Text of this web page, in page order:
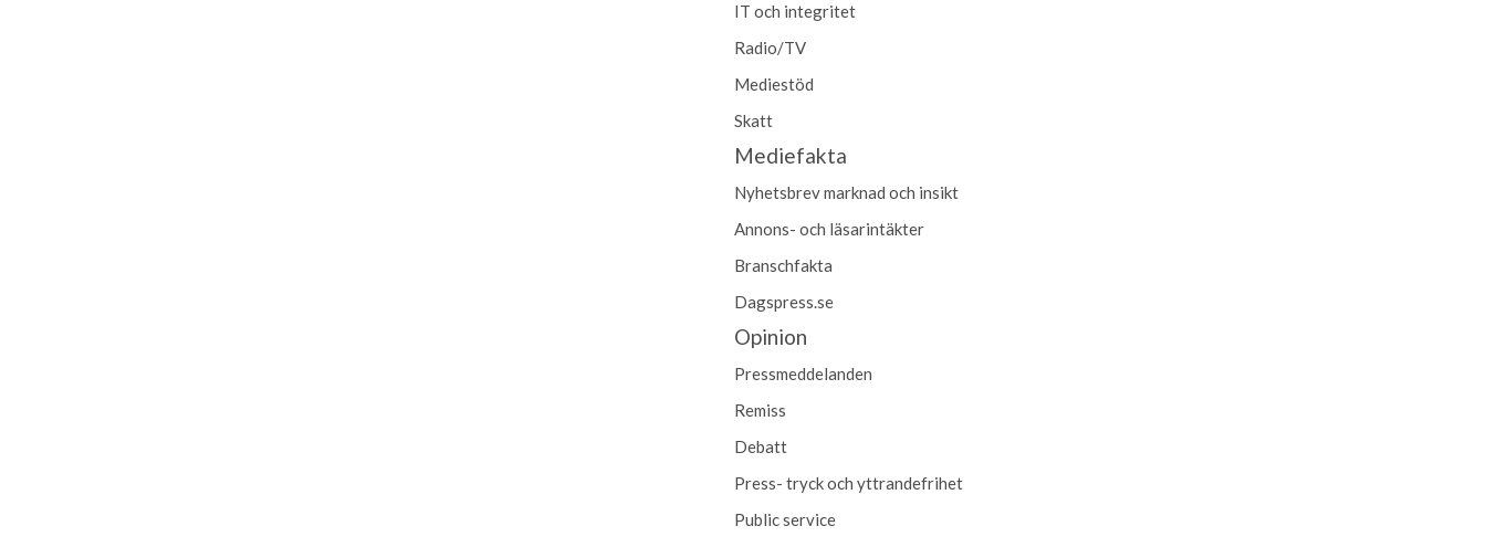
IT och integritet
Radio/TV
Mediestöd
Skatt
Mediefakta
Nyhetsbrev marknad och insikt
Annons- och läsarintäkter
Branschfakta
Dagspress.se
Opinion
Pressmeddelanden
Remiss
Debatt
Press- tryck och yttrandefrihet
Public service